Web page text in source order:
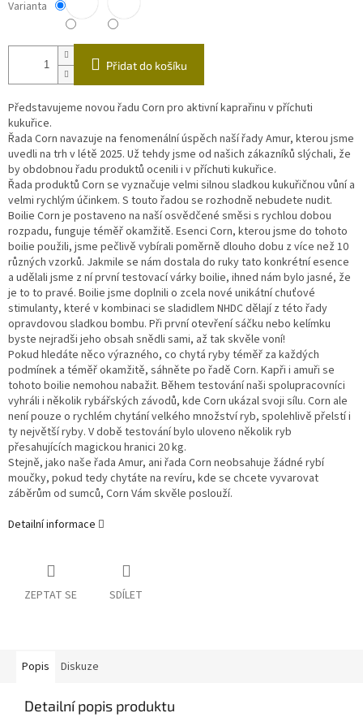
Varianta
Přidat do košíku
Představujeme novou řadu Corn pro aktivní kaprařinu v příchuti
kukuřice.
Řada Corn navazuje na fenomenální úspěch naší řady Amur, kterou jsme
uvedli na trh v létě 2025. Už tehdy jsme od našich zákazníků slýchali, že
by obdobnou řadu produktů ocenili i v příchuti kukuřice.
Řada produktů Corn se vyznačuje velmi silnou sladkou kukuřičnou vůní a
velmi rychlým účinkem. S touto řadou se rozhodně nebudete nudit.
Boilie Corn je postaveno na naší osvědčené směsi s rychlou dobou
rozpadu, funguje téměř okamžitě. Esenci Corn, kterou jsme do tohoto
boilie použili, jsme pečlivě vybírali poměrně dlouho dobu z více než 10
různých vzorků. Jakmile se nám dostala do ruky tato konkrétní esence
a udělali jsme z ní první testovací várky boilie, ihned nám bylo jasné, že
je to to pravé. Boilie jsme doplnili o zcela nové unikátní chuťové
stimulanty, které v kombinaci se sladidlem NHDC dělají z této řady
opravdovou sladkou bombu. Při první otevření sáčku nebo kelímku
byste nejradši jeho obsah snědli sami, až tak skvěle voní!
Pokud hledáte něco výrazného, co chytá ryby téměř za každých
podmínek a téměř okamžitě, sáhněte po řadě Corn. Kapři i amuři se
tohoto boilie nemohou nabažit. Během testování naši spolupracovníci
vyhráli i několik rybářských závodů, kde Corn ukázal svoji sílu. Corn ale
není pouze o rychlém chytání velkého množství ryb, spolehlivě přelstí i
ty největší ryby. V době testování bylo uloveno několik ryb
přesahujících magickou hranici 20 kg.
Stejně, jako naše řada Amur, ani řada Corn neobsahuje žádné rybí
moučky, pokud tedy chytáte na revíru, kde se chcete vyvarovat
záběrům od sumců, Corn Vám skvěle poslouží.
Detailní informace
ZEPTAT SE SDÍLET
Popis Diskuze
Detailní popis produktu